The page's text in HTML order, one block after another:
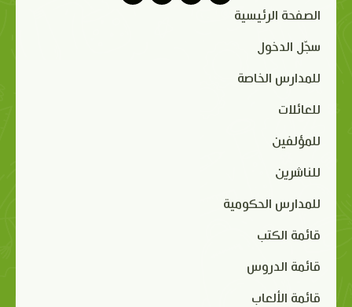
الصفحة الرئيسية
سجّل الدخول
للمدارس الخاصة
للعائلات
للمؤلفين
للناشرين
للمدارس الحكومية
قائمة الكتب
قائمة الدروس
قائمة الألعاب